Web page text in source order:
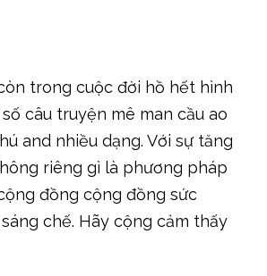
trong cuộc đời hồ hết hình
câu truyện mê man cầu ao
and nhiều dạng. Với sự tăng
riêng gì là phương pháp
đồng cộng đồng sức
chế. Hãy cộng cảm thấy